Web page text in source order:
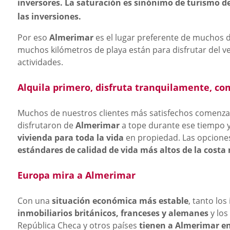
inversores. La saturación es sinónimo de turismo
las inversiones.
Por eso Almerimar es el lugar preferente de muchos
muchos kilómetros de playa están para disfrutar del
actividades.
Alquila primero, disfruta tranquilamente,
Muchos de nuestros clientes más satisfechos
disfrutaron de Almerimara tope durante ese tiempo
vivienda para toda la vida en propiedad. Las
estándares de calidad de vida más altos de la
Europa mira a Almerimar
Con una situación económica más estable, tanto
inmobiliarios británicos, franceses y alemanesy
República Checa y otros países tienen a Almerimar